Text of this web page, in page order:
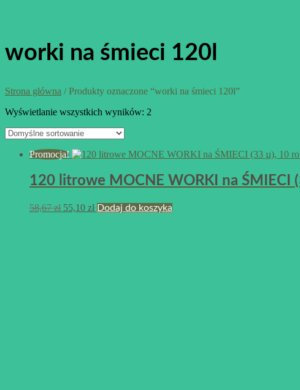
worki na śmieci 120l
Strona główna / Produkty oznaczone “worki na śmieci 120l”
Wyświetlanie wszystkich wyników: 2
Promocja!
120 litrowe MOCNE WORKI na ŚMIECI
58,67zł 55,10 zł Dodaj do koszyka